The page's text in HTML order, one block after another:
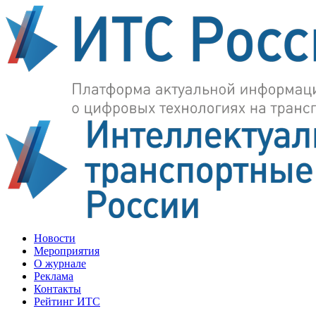
Новости
Мероприятия
О журнале
Реклама
Контакты
Рейтинг ИТС